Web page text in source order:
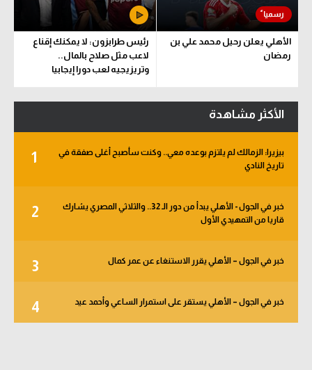
الأهلي يعلن رحيل محمد علي بن
رمضان
رئيس طرابزون: لا يمكنك إقناع
لاعب مثل صلاح بالمال..
وتريزيجيه لعب دورا إيجابيا
الأكثر مشاهدة
1
بيزيرا: الزمالك لم يلتزم بوعده معي.. وكنت سأصبح أغلى صفقة في
تاريخ النادي
2
خبر في الجول - الأهلي يبدأ من دور الـ 32.. والثلاثي المصري يشارك
قاريا من التمهيدي الأول
3 خبر في الجول – الأهلي يقرر الاستنغاء عن عمر كمال
4 خبر في الجول – الأهلي يستقر على استمرار الساعي وأحمد عيد